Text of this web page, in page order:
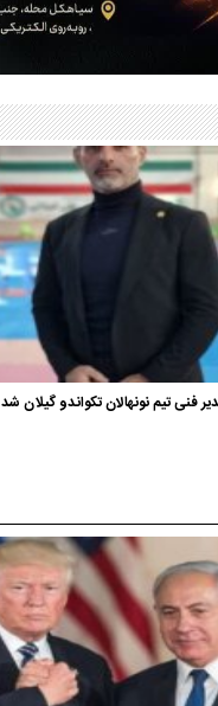
فنی تیم نونهالان تکواندو گیلان شد